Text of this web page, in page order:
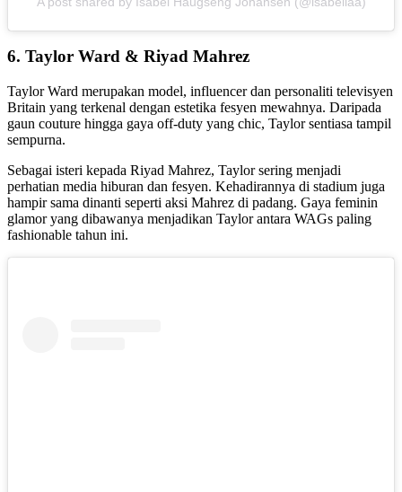
6. Taylor Ward & Riyad Mahrez
Taylor Ward merupakan model, influencer dan personaliti televisyen
Britain yang terkenal dengan estetika fesyen mewahnya. Daripada
gaun couture hingga gaya off-duty yang chic, Taylor sentiasa tampil
sempurna.
Sebagai isteri kepada Riyad Mahrez, Taylor sering menjadi
perhatian media hiburan dan fesyen. Kehadirannya di stadium juga
hampir sama dinanti seperti aksi Mahrez di padang. Gaya feminin
glamor yang dibawanya menjadikan Taylor antara WAGs paling
fashionable tahun ini.